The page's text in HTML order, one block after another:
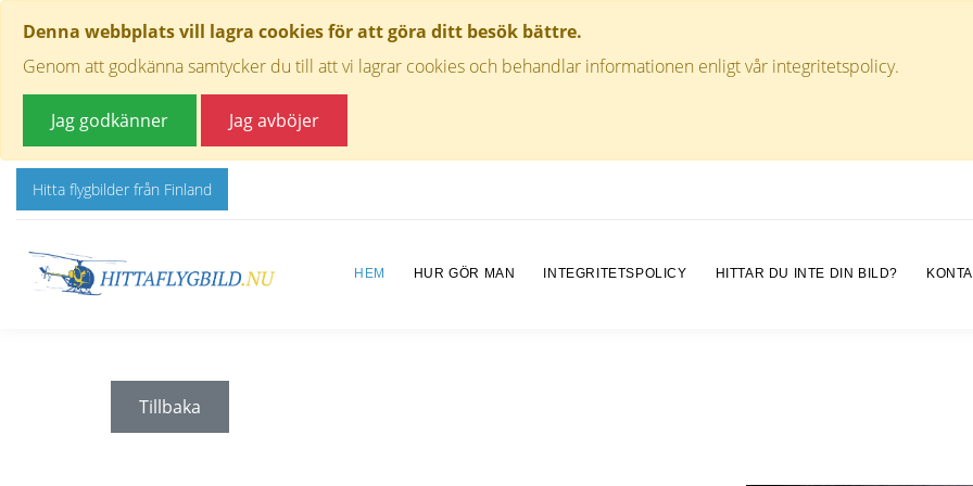
Denna webbplats vill lagra cookies för att göra ditt besök bättre.
Genom att godkänna samtycker du till att vi lagrar cookies och behandlar informationen enligt vår integritetspolicy.
Jag godkänner Jag avböjer
Hitta flygbilder från Finland
HEM HUR GÖR MAN INTEGRITETSPOLICY HITTAR DU INTE DIN BILD?
Tillbaka